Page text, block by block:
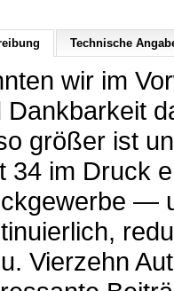
Technische
wir im
Dankbarkeit
größer ist
34 im Druck
—
Vierzehn